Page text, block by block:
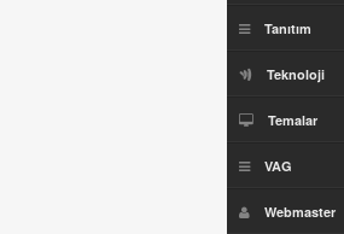
Tanıtım
Teknoloji
Temalar
VAG
Webmaster